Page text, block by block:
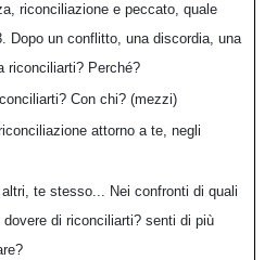
riconciliazione e peccato, quale
Dopo un conflitto, una discordia, una
riconciliarti? Perché?
Con chi? (mezzi)
attorno a te, negli
te stesso... Nei confronti di quali
di riconciliarti? senti di più